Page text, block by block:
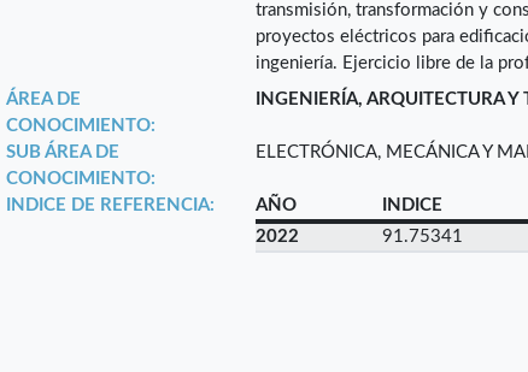
transmisión, transformación y
proyectos eléctricos para
ingeniería. Ejercicio libre de la
ÁREA DE
CONOCIMIENTO:
INGENIERÍA, ARQUITECTURA
SUB ÁREA DE
CONOCIMIENTO:
ELECTRÓNICA, MECÁNICA Y
INDICE DE REFERENCIA: AÑO
INDICE
2022
91.75341